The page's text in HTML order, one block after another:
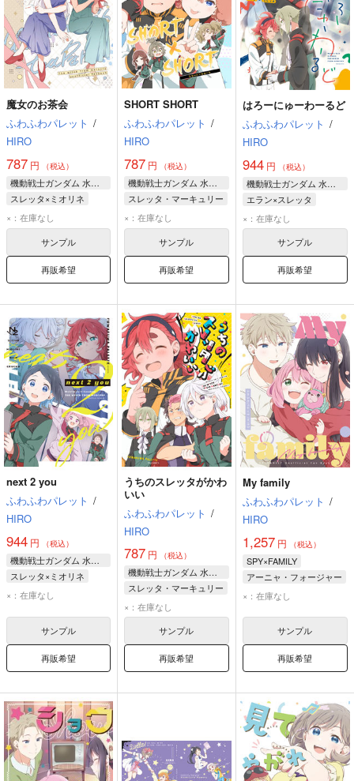
魔女のお茶会
ふわふわパレット /
HIRO
787 円 （税込）
機動戦士ガンダム 水星の魔女
スレッタ×ミオリネ
スレッタ・マーキュリー
ミオリネ・レンブラン
グエル・ジェターク
×：在庫なし
サンプル
再販希望
SHORT SHORT
ふわふわパレット /
HIRO
787 円 （税込）
機動戦士ガンダム 水星の魔女
スレッタ・マーキュリー
ソフィ・プロネ
フェルシー・ロロ
×：在庫なし
サンプル
再販希望
はろーにゅーわーるど
ふわふわパレット /
HIRO
944円 （税込）
機動戦士ガンダム 水星の魔女
エラン×スレッタ
スレッタ・マーキュリー
エラン・ケレス
×：在庫なし
サンプル
再販希望
next 2 you
ふわふわパレット /
HIRO
944 円 （税込）
機動戦士ガンダム 水星の魔女
スレッタ×ミオリネ
スレッタ・マーキュリー
×：在庫なし
サンプル
再販希望
うちのスレッタがかわ
いい
ふわふわパレット /
HIRO
787 円 （税込）
機動戦士ガンダム 水星の魔女
スレッタ・マーキュリー
ミオリネ・レンブラン
エラン・ケレス
×：在庫なし
サンプル
再販希望
My family
ふわふわパレット /
HIRO
1,257円 （税込）
SPY×FAMILY
アーニャ・フォージャー
ロイド・フォージャー
×：在庫なし
サンプル
再販希望